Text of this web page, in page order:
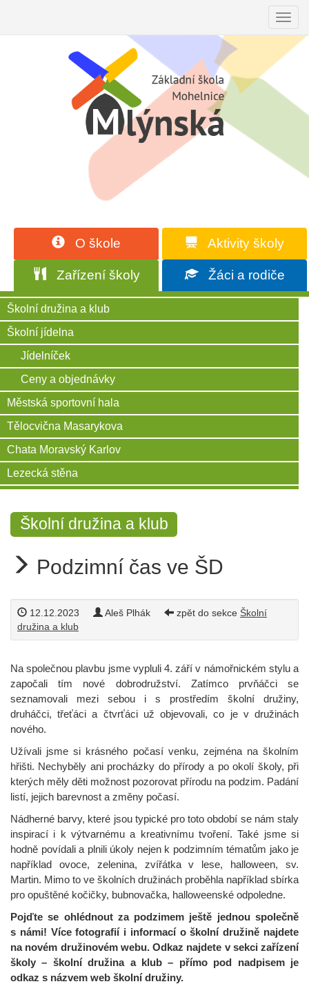
O škole Aktivity školy
Zařízení školy Žáci a rodiče
Školní družina a klub
Školní jídelna
Jídelníček
Ceny a objednávky
Městská sportovní hala
Tělocvična Masarykova
Chata Moravský Karlov
Lezecká stěna
Školní družina a klub
Podzimní čas ve ŠD
12.12.2023 Aleš Plhák zpět do sekce Školní
družina a klub
Na společnou plavbu jsme vypluli 4. září v námořnickém stylu a
započali tím nové dobrodružství. Zatímco prvňáčci se
seznamovali mezi sebou i s prostředím školní družiny,
druháčci, třeťáci a čtvrťáci už objevovali, co je v družinách
nového.
Užívali jsme si krásného počasí venku, zejména na školním
hřišti. Nechyběly ani procházky do přírody a po okolí školy, při
kterých měly děti možnost pozorovat přírodu na podzim. Padání
listí, jejich barevnost a změny počasí.
Nádherné barvy, které jsou typické pro toto období se nám staly
inspirací i k výtvarnému a kreativnímu tvoření. Také jsme si
hodně povídali a plnili úkoly nejen k podzimním tématům jako je
například ovoce, zelenina, zvířátka v lese, halloween, sv.
Martin. Mimo to ve školních družinách proběhla například sbírka
pro opuštěné kočičky, bubnovačka, halloweenské odpoledne.
Pojďte se ohlédnout za podzimem ještě jednou společně
s námi! Více fotografií i informací o školní družině najdete
na novém družinovém webu. Odkaz najdete v sekci zařízení
školy – školní družina a klub – přímo pod nadpisem je
odkaz s názvem web školní družiny.